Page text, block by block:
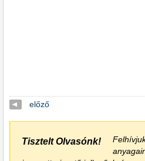
előző
Tisztelt Olvasónk!